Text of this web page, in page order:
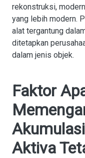
rekonstruksi,
yang lebih modern.
alat tergantung
ditetapkan
dalam jenis objek.
Faktor
Aktiva